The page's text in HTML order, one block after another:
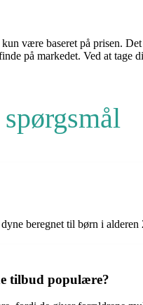
være baseret på prisen.
på markedet. Ved at
beregnet til børn i
tilbud populære?